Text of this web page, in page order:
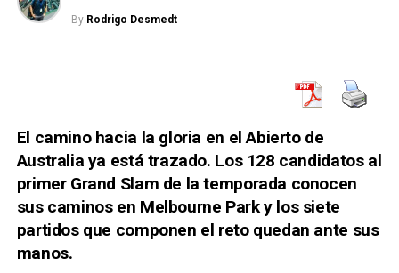
By Rodrigo Desmedt
El camino hacia la gloria en el Abierto de
Australia ya está trazado. Los 128 candidatos al
primer Grand Slam de la temporada conocen
sus caminos en Melbourne Park y los siete
partidos que componen el reto quedan ante sus
manos.